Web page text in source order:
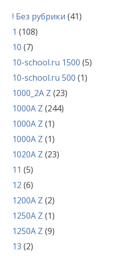
! Без рубрики (41)
1 (108)
10 (7)
10-school.ru 1500 (5)
10-school.ru 500 (1)
1000_2A Z (23)
1000A Z (244)
1000A Z (1)
1000A Z (1)
1020A Z (23)
11 (5)
12 (6)
1200A Z (2)
1250A Z (1)
1250A Z (9)
13 (2)